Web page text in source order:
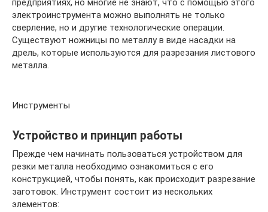
предприятиях, но многие не знают, что с помощью этого
электроинструмента можно выполнять не только
сверление, но и другие технологические операции.
Существуют ножницы по металлу в виде насадки на
дрель, которые используются для разрезания листового
металла.
Инструменты
Устройство и принцип работы
Прежде чем начинать пользоваться устройством для
резки металла необходимо ознакомиться с его
конструкцией, чтобы понять, как происходит разрезание
заготовок. Инструмент состоит из нескольких
элементов: